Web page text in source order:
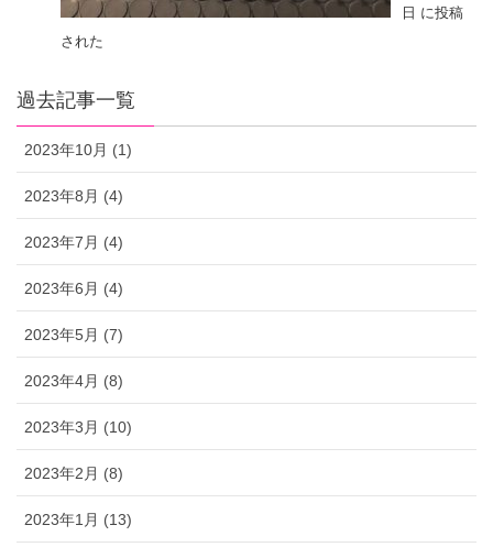
日 に投稿
された
過去記事一覧
2023年10月 (1)
2023年8月 (4)
2023年7月 (4)
2023年6月 (4)
2023年5月 (7)
2023年4月 (8)
2023年3月 (10)
2023年2月 (8)
2023年1月 (13)